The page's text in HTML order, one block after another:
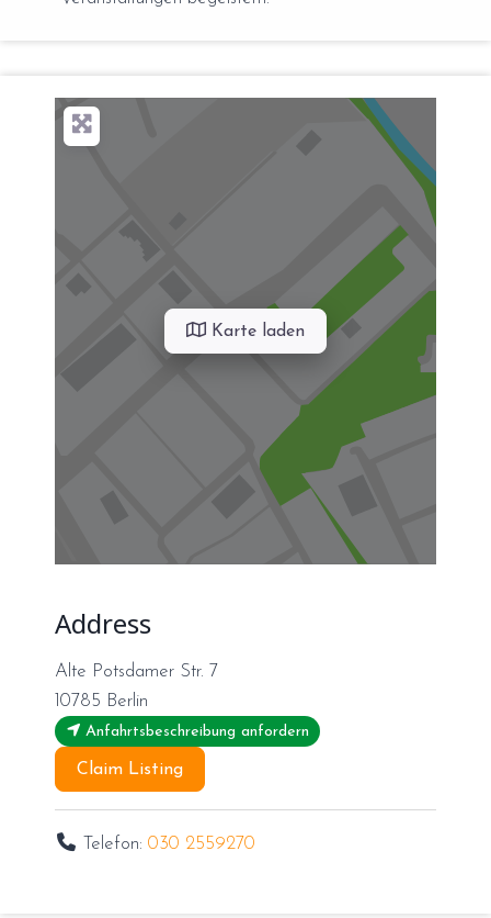
Karte laden
Address
Alte Potsdamer Str. 7
10785 Berlin
Anfahrtsbeschreibung anfordern
Claim Listing
Telefon:030 2559270